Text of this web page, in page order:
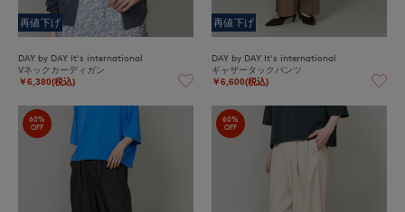
再値下げ
DAY by DAY It's international
Vネックカーディガン
￥6,380(税込)
再値下げ
DAY by DAY It's international
ギャザータックパンツ
￥6,600(税込)
60%
OFF
60%
OFF